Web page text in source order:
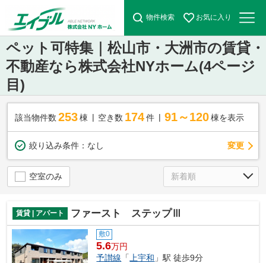
物件検索 お気に入り
ペット可特集｜松山市・大洲市の賃貸・
不動産なら株式会社NYホーム(4ページ
目)
該当物件数 253棟 空き数 174 件 91～120 棟を表示
絞り込み条件： なし 変更
空室のみ
賃貸 | アパート ファースト ステップⅢ
敷0
5.6万円
予讃線 「 上宇和 」駅 徒歩9分